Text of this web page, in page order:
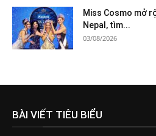
Miss Cosmo mở
Nepal, tìm...
03/08/2026
BÀI VIẾT TIÊU BIỂU